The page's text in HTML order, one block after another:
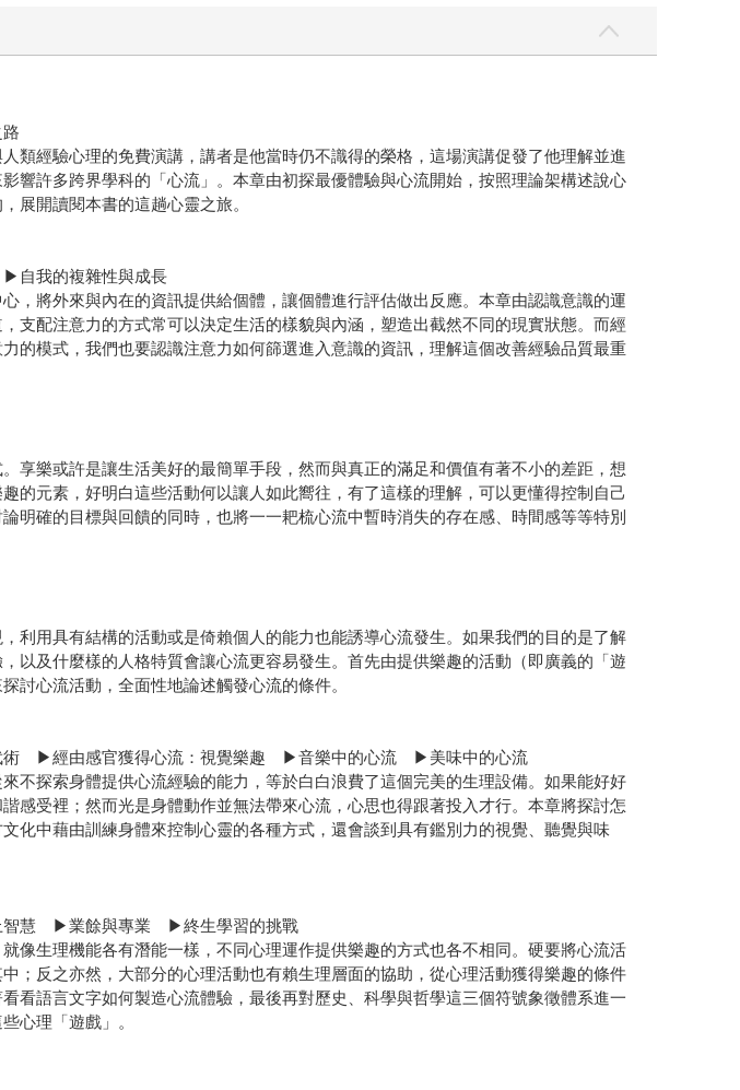
類經驗心理的免費演講，講者是他當時仍不識得的榮格，這場演講促發了他理解並進
響許多跨界學科的「心流」。本章由初探最優體驗與心流開始，按照理論架構述說心
展開讀閱本書的這趟心靈之旅。
我的複雜性與成長
，將外來與內在的資訊提供給個體，讓個體進行評估做出反應。本章由認識意識的運
支配注意力的方式常可以決定生活的樣貌與內涵，塑造出截然不同的現實狀態。而經
的模式，我們也要認識注意力如何篩選進入意識的資訊，理解這個改善經驗品質最重
享樂或許是讓生活美好的最簡單手段，然而與真正的滿足和價值有著不小的差距，想
的元素，好明白這些活動何以讓人如此嚮往，有了這樣的理解，可以更懂得控制自己
明確的目標與回饋的同時，也將一一耙梳心流中暫時消失的存在感、時間感等等特別
利用具有結構的活動或是倚賴個人的能力也能誘導心流發生。如果我們的目的是了解
以及什麼樣的人格特質會讓心流更容易發生。首先由提供樂趣的活動（即廣義的「遊
討心流活動，全面性地論述觸發心流的條件。
▶經由感官獲得心流：視覺樂趣 ▶音樂中的心流 ▶美味中的心流
不探索身體提供心流經驗的能力，等於白白浪費了這個完美的生理設備。如果能好好
感受裡；然而光是身體動作並無法帶來心流，心思也得跟著投入才行。本章將探討怎
化中藉由訓練身體來控制心靈的各種方式，還會談到具有鑑別力的視覺、聽覺與味
慧 ▶業餘與專業 ▶終生學習的挑戰
像生理機能各有潛能一樣，不同心理運作提供樂趣的方式也各不相同。硬要將心流活
；反之亦然，大部分的心理活動也有賴生理層面的協助，從心理活動獲得樂趣的條件
看語言文字如何製造心流體驗，最後再對歷史、科學與哲學這三個符號象徵體系進一
心理「遊戲」。